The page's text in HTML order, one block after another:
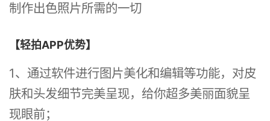
制作出色照片所需的一切
【轻拍APP优势】
1、通过软件进行图片美化和编辑等功能，对皮
肤和头发细节完美呈现，给你超多美丽面貌呈
现眼前；